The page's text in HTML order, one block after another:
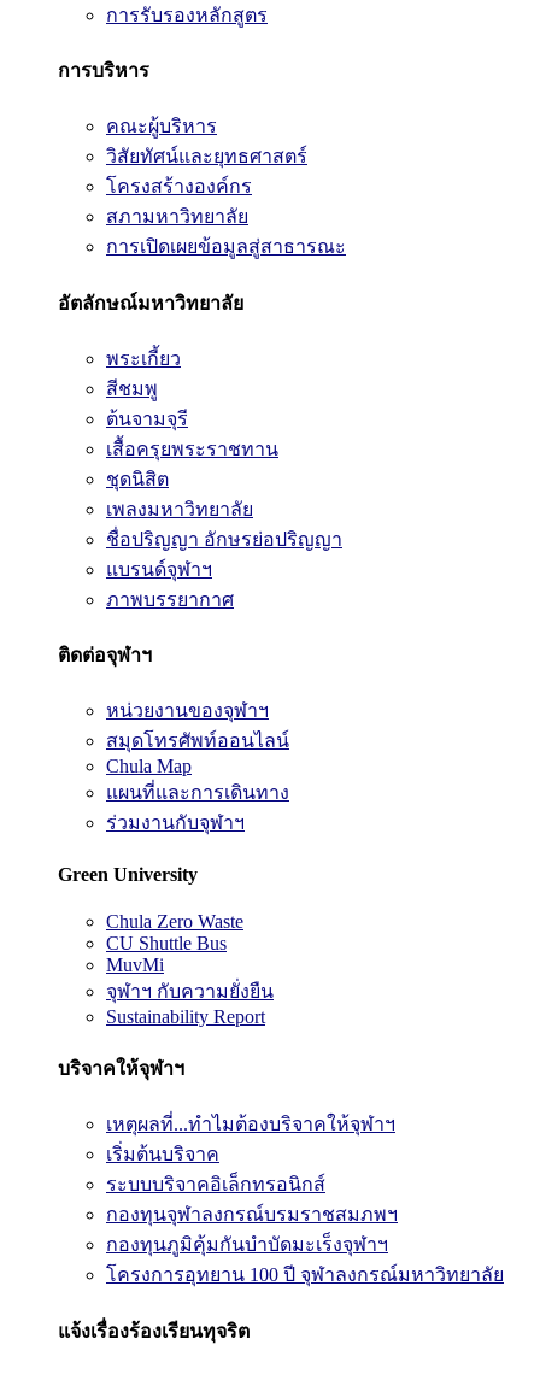
การรับรองหลักสูตร
การบริหาร
คณะผู้บริหาร
วิสัยทัศน์และยุทธศาสตร์
โครงสร้างองค์กร
สภามหาวิทยาลัย
การเปิดเผยข้อมูลสู่สาธารณะ
อัตลักษณ์มหาวิทยาลัย
พระเกี้ยว
สีชมพู
ต้นจามจุรี
เสื้อครุยพระราชทาน
ชุดนิสิต
เพลงมหาวิทยาลัย
ชื่อปริญญา อักษรย่อปริญญา
แบรนด์จุฬาฯ
ภาพบรรยากาศ
ติดต่อจุฬาฯ
หน่วยงานของจุฬาฯ
สมุดโทรศัพท์ออนไลน์
Chula Map
แผนที่และการเดินทาง
ร่วมงานกับจุฬาฯ
Green University
Chula Zero Waste
CU Shuttle Bus
MuvMi
จุฬาฯ กับความยั่งยืน
Sustainability Report
บริจาคให้จุฬาฯ
เหตุผลที่...ทำไมต้องบริจาคให้จุฬาฯ
เริ่มต้นบริจาค
ระบบบริจาคอิเล็กทรอนิกส์
กองทุนจุฬาลงกรณ์บรมราชสมภพฯ
กองทุนภูมิคุ้มกันบำบัดมะเร็งจุฬาฯ
โครงการอุทยาน 100 ปี จุฬาลงกรณ์มหาวิทยาลัย
แจ้งเรื่องร้องเรียนทุจริต